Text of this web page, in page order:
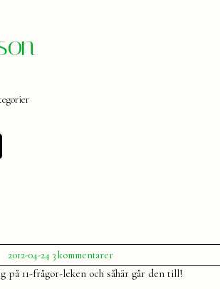
Publicerat
av
Julia
2012-04-24 3 kommentarertill
Elva
frågor
på 11-frågor-leken och såhär går den till!